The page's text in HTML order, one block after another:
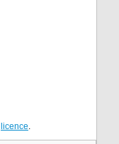
licence.